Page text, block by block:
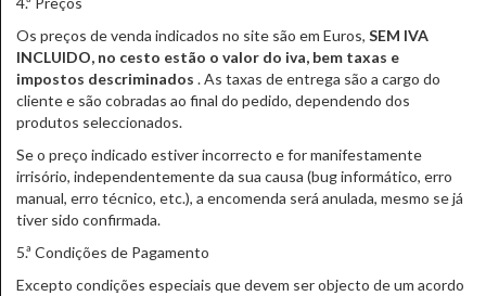
Os preços de venda indicados no site são em Euros, SEM IVA
INCLUIDO, no cesto estão o valor do iva, bem taxas e
impostos descriminados . As taxas de entrega são a cargo do
cliente e são cobradas ao final do pedido, dependendo dos
produtos seleccionados.
Se o preço indicado estiver incorrecto e for manifestamente
irrisório, independentemente da sua causa (bug informático, erro
manual, erro técnico, etc.), a encomenda será anulada, mesmo se já
tiver sido confirmada.
5.ª Condições de Pagamento
Excepto condições especiais que devem ser objecto de um acordo